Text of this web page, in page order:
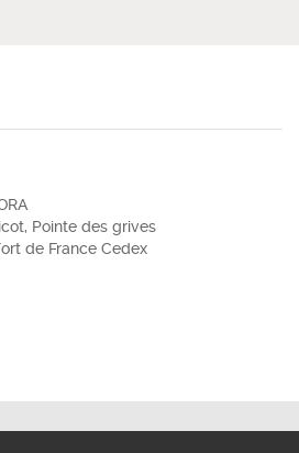
Pointe des grives
de France Cedex